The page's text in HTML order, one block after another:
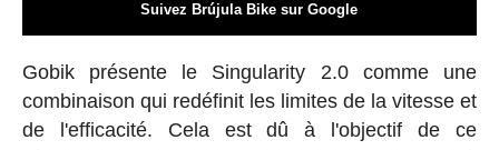
Suivez Brújula Bike sur Google
Gobik présente le Singularity 2.0 comme une
combinaison qui redéfinit les limites de la vitesse et
de l'efficacité. Cela est dû à l'objectif de ce